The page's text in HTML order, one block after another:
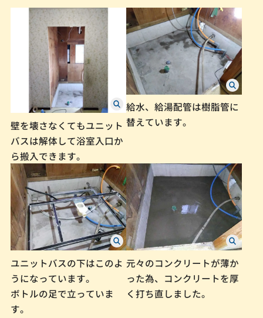
壁を壊さなくてもユニット
バスは解体して浴室入口か
ら搬入できます。
給水、給湯配管は樹脂管に
替えています。
ユニットバスの下はこのよ
うになっています。
ボトルの足で立っていま
す。
元々のコンクリートが薄か
った為、コンクリートを厚
く打ち直しました。